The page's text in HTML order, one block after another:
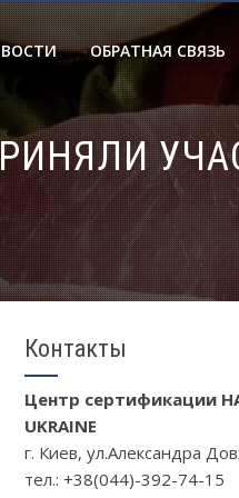
ОБРАТНАЯ СВЯЗЬ
Контакты
Центр сертификации
UKRAINE
г. Киев, ул.Александра
тел.: +38(044)-392-74-15